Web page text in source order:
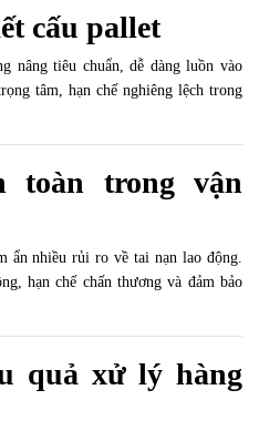
cấu pallet
nâng tiêu chuẩn, dễ dàng luồn vào
tâm, hạn chế nghiêng lệch trong
toàn trong vận
ẩn nhiều rủi ro về tai nạn lao động.
hạn chế chấn thương và đảm bảo
quả xử lý hàng